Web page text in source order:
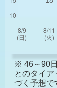
※ 46～90
とのタイア
づく予想で